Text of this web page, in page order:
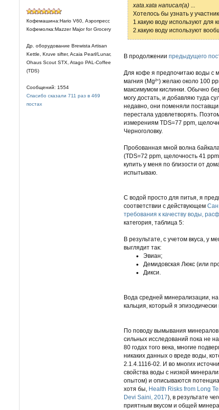
Кофемашина:Hario V60, Аэропресс
Кофемолка:Mazzer Major for Grocery
Др. оборудование Brewista Artisan
Kettle, Kruve sifter, Acaia Pearl/Lunar,
Ohaus Scout STX, Atago PAL-Coffee
(TDS)
Сообщений: 1554
Спасибо сказали 711 раз в 469
постах
xata.xata написал(а)
Хотелось бы узнать у
1.какую воду используют для
2.какую воду используют
В продолжении предыдущего
Для кофе я предпочитаю воды с
магния (Mg²⁺) желаю около 100
максимумом кислинки. Обычно
могу достать, и добавляю туда
недавно, они поменяли
перестала удовлетворять.
измерениям TDS=77 ppm,
Черноголовку.
Пробованная мной волна
(TDS=72 ppm, щелочность 41
купить у меня по близости от
испытываю.
С водой просто для питья, я
соответствии с действующем
требования к качеству воды,
категория, таблица 5:
В результате, с учетом вкуса, у
выглядит так:
Эвиан;
Демидовская Люкс (или
Дикси.
Вода средней минерализации,
кальция, который я
По поводу вымывания минералов
сильных исследований пока не
80 годах того века, многие
никаких данных о вреде воды,
2.1.4.1116-02. И во многих
свойства воды с низкой
опытом) и описываются
хотя бы, Health Risks from Long
Devi Saini, 2017), в результате
приятным вкусом и общей